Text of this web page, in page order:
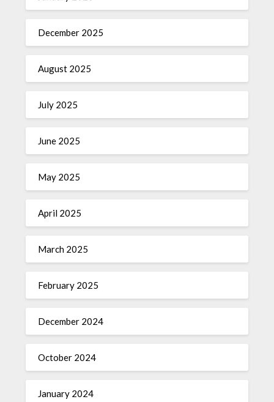
December 2025
August 2025
July 2025
June 2025
May 2025
April 2025
March 2025
February 2025
December 2024
October 2024
January 2024